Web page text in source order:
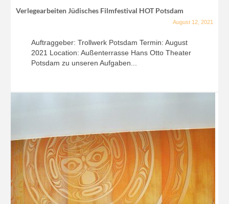
Verlegearbeiten Jüdisches Filmfestival HOT Potsdam
August 12, 2021
Auftraggeber: Trollwerk Potsdam Termin: August
2021 Location: Außenterrasse Hans Otto Theater
Potsdam zu unseren Aufgaben...